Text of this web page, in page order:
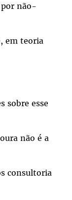
por não-
em teoria
sobre esse
não é a
consultoria